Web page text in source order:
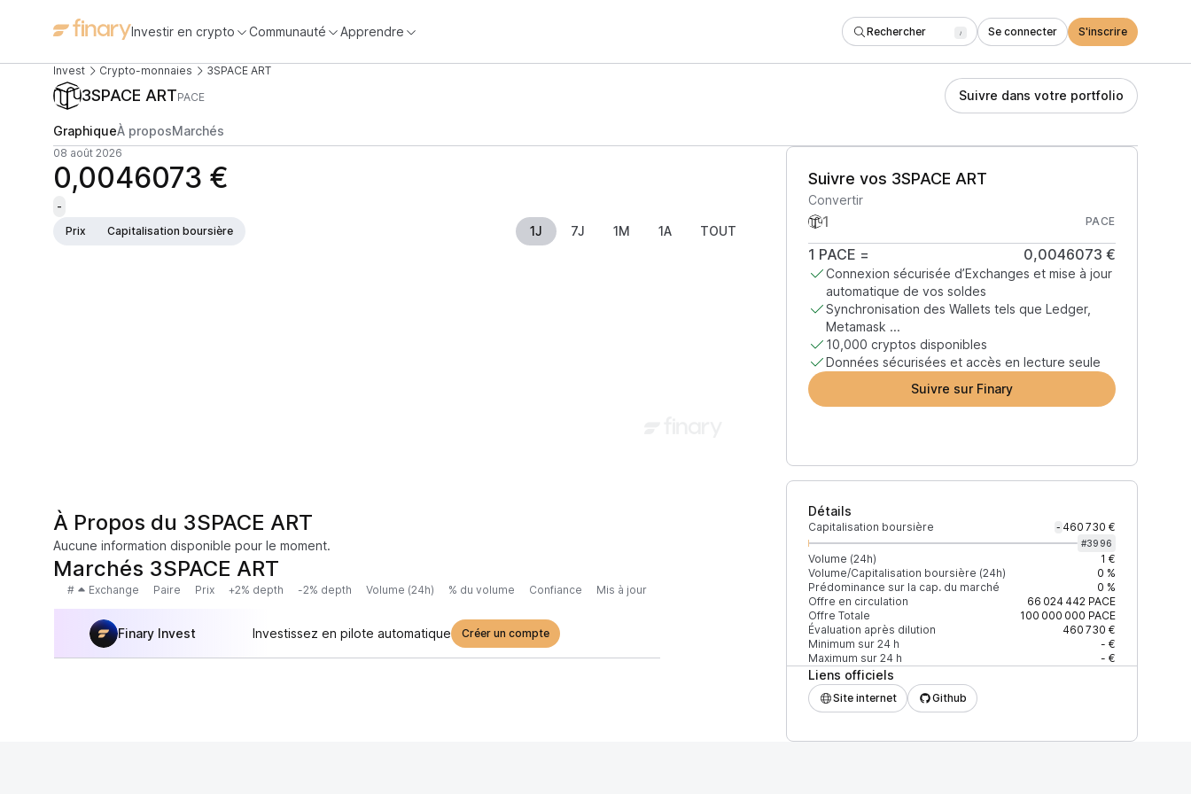
Investir en crypto Communauté Apprendre Rechercher / Se connecter S'inscrire
Invest Crypto-monnaies 3SPACE ART
3SPACE ARTPACE Suivre dans votre portfolio
GraphiqueÀ proposMarchés
08 août 2026
0,0046073 €
-
Prix
Capitalisation boursière 1J 7J 1M 1A TOUT
Suivre vos 3SPACE ART
Convertir
PACE
1 PACE = 0,0046073 €
Connexion sécurisée d’Exchanges et mise à jour
automatique de vos soldes
Synchronisation des Wallets tels que Ledger,
Metamask ...
10,000 cryptos disponibles
Données sécurisées et accès en lecture seule
Suivre sur Finary
Détails
Capitalisation boursière - 460 730 €
#3996
Volume (24h)
1 €
Volume/Capitalisation boursière (24h)
0 %
Prédominance sur la cap. du marché
0 %
Offre en circulation
66 024 442PACE
Offre Totale
100 000 000 PACE
Évaluation après dilution
460 730 €
Minimum sur 24 h
- €
Maximum sur 24 h
- €
Liens officiels
Site internet Github
À Propos du 3SPACE ART
Aucune information disponible pour le moment.
Marchés 3SPACE ART
# Exchange Paire Prix +2% depth -2% depth Volume (24h) % du volume Confiance Mis à jour
Finary Invest Investissez en pilote automatique Créer un compte